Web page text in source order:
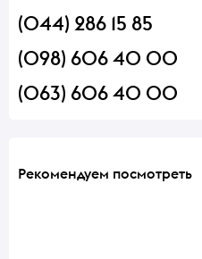
(044) 286 15 85
(098) 606 40 00
(063) 606 40 00
Рекомендуем посмотреть